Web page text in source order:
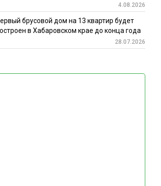
4.08.2026
брусовой дом на 13 квартир будет
в Хабаровском крае до конца года
28.07.2026